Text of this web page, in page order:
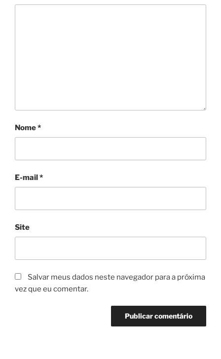
Nome*
E-mail*
Site
Salvar meus dados neste navegador para a próxima
vez que eu comentar.